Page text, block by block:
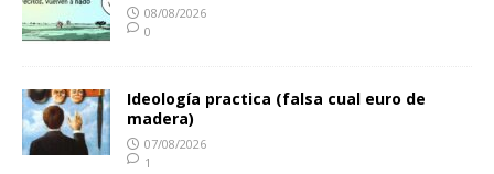
08/08/2026
0
Ideología practica (falsa cual euro de
madera)
07/08/2026
1